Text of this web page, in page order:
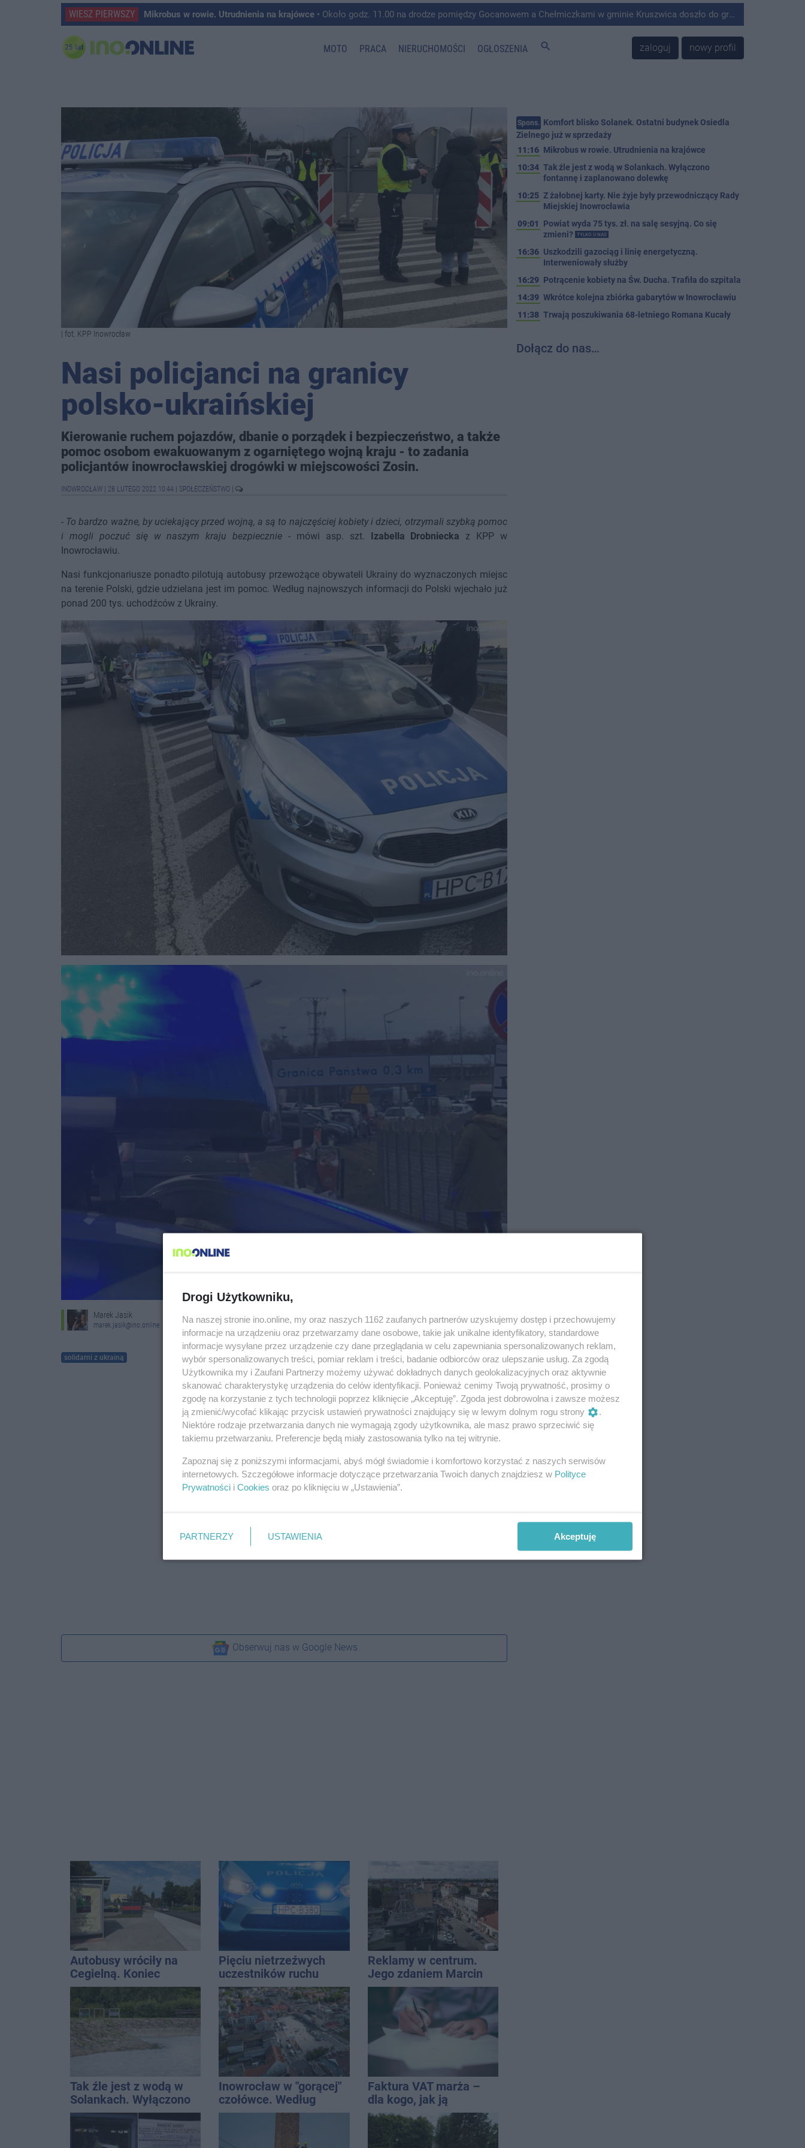
WIESZ PIERWSZY Mikrobus w rowie. Utrudnienia na krajówce • Około godz. 11.00 na drodze pomiędzy Gocanowem a Chełmiczkami w gminie Kruszwica doszło do groźnie wyglądającego zdarzenia.
MOTO PRACA NIERUCHOMOŚCI OGŁOSZENIA search zaloguj nowy profil
| fot. KPP Inowrocław
Nasi policjanci na granicy
polsko-ukraińskiej
Kierowanie ruchem pojazdów, dbanie o porządek i bezpieczeństwo, a także
pomoc osobom ewakuowanym z ogarniętego wojną kraju - to zadania
policjantów inowrocławskiej drogówki w miejscowości Zosin.
INOWROCŁAW 28 LUTEGO 2022 10:44 SPOŁECZEŃSTWO
- To bardzo ważne, by uciekający przed wojną, a są to najczęściej kobiety i dzieci, otrzymali szybką pomoc
i mogli poczuć się w naszym kraju bezpiecznie - mówi asp. szt. Izabella Drobniecka z KPP w
Inowrocławiu.
Nasi funkcjonariusze ponadto pilotują autobusy przewożące obywateli Ukrainy do wyznaczonych miejsc
na terenie Polski, gdzie udzielana jest im pomoc. Według najnowszych informacji do Polski wjechało już
ponad 200 tys. uchodźców z Ukrainy.
Marek Jasik
marek.jasik@ino.online
solidarni z ukrainą
Obserwuj nas w Google News
Autobusy wróciły na
Cegielną. Koniec
remontu zatok
Pięciu nietrzeźwych
uczestników ruchu
wpadło w ręce policji.
Rekordzista miał 2,6
promila
Reklamy w centrum.
Jego zdaniem Marcin
Wroński jest w błędzie
Tak źle jest z wodą w
Solankach. Wyłączono
fontannę i zaplanowano
dolewkę
Inowrocław w "gorącej"
czołówce. Według
analizy Onetu nasze
najbardziej narażonych
Faktura VAT marża –
dla kogo, jak ją
wystawić i jak rozliczyć
Spons. Komfort blisko Solanek. Ostatni budynek Osiedla
Zielnego już w sprzedaży
11:16 Mikrobus w rowie. Utrudnienia na krajówce
10:34 Tak źle jest z wodą w Solankach. Wyłączono
fontannę i zaplanowano dolewkę
10:25 Z żałobnej karty. Nie żyje były przewodniczący Rady
Miejskiej Inowrocławia
09:01
Powiat wyda 75 tys. zł. na salę sesyjną. Co się
zmieni?
TYLKO U NAS
16:36 Uszkodzili gazociąg i linię energetyczną.
Interweniowały służby
16:29 Potrącenie kobiety na Św. Ducha. Trafiła do szpitala
14:39 Wkrótce kolejna zbiórka gabarytów w Inowrocławiu
11:38 Trwają poszukiwania 68-letniego Romana Kucały
Dołącz do nas…
Drogi Użytkowniku,
Na naszej stronie ino.online, my oraz naszych 1162 zaufanych partnerów uzyskujemy dostęp i przechowujemy
informacje na urządzeniu oraz przetwarzamy dane osobowe, takie jak unikalne identyfikatory, standardowe
informacje wysyłane przez urządzenie czy dane przeglądania w celu zapewniania spersonalizowanych reklam,
wybór spersonalizowanych treści, pomiar reklam i treści, badanie odbiorców oraz ulepszanie usług. Za zgodą
Użytkownika my i Zaufani Partnerzy możemy używać dokładnych danych geolokalizacyjnych oraz aktywnie
skanować charakterystykę urządzenia do celów identyfikacji. Ponieważ cenimy Twoją prywatność, prosimy o
zgodę na korzystanie z tych technologii poprzez kliknięcie „Akceptuję”. Zgoda jest dobrowolna i zawsze możesz
ją zmienić/wycofać klikając przycisk ustawień prywatności znajdujący się w lewym dolnym rogu strony
.
Niektóre rodzaje przetwarzania danych nie wymagają zgody użytkownika, ale masz prawo sprzeciwić się
takiemu przetwarzaniu. Preferencje będą miały zastosowania tylko na tej witrynie.
Zapoznaj się z poniższymi informacjami, abyś mógł świadomie i komfortowo korzystać z naszych serwisów
internetowych. Szczegółowe informacje dotyczące przetwarzania Twoich danych znajdziesz w Polityce
Prywatności i Cookies oraz po kliknięciu w „Ustawienia”.
PARTNERZY USTAWIENIA Akceptuję